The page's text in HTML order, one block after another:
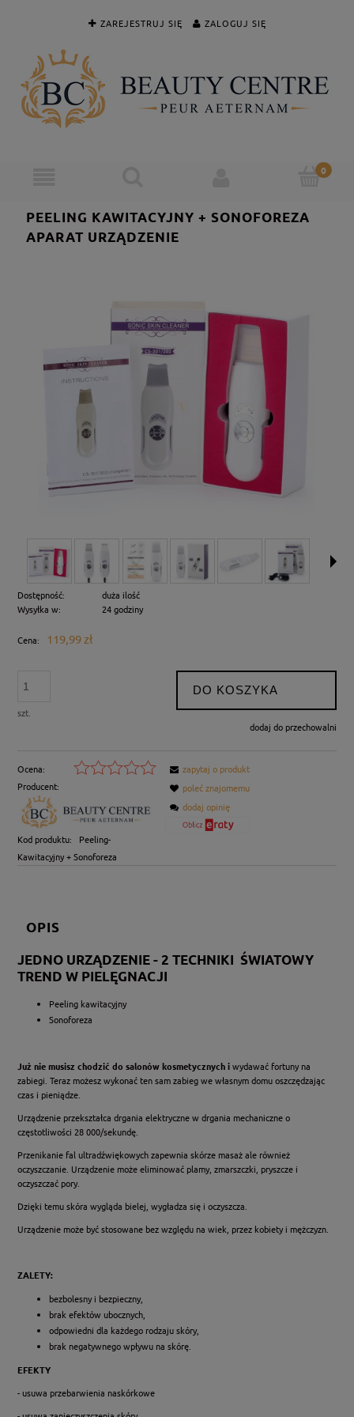
ZAREJESTRUJ SIĘ ZALOGUJ SIĘ
PEELING KAWITACYJNY + SONOFOREZA
APARAT URZĄDZENIE
Dostępność:
duża ilość
Wysyłka w:
24 godziny
Cena: 119,99 zł
szt.
DO KOSZYKA
dodaj do przechowalni
Ocena:
Producent:
Kod produktu:
Peeling-
Kawitacyjny + Sonoforeza
zapytaj o produkt
poleć znajomemu
dodaj opinię
OPIS
JEDNO URZĄDZENIE - 2 TECHNIKI ŚWIATOWY
TREND W PIELĘGNACJI
Peeling kawitacyjny
Sonoforeza
Już nie musisz chodzić do salonów kosmetycznych iwydawać fortuny na
zabiegi. Teraz możesz wykonać ten sam zabieg we własnym domu oszczędzając
czas i pieniądze.
Urządzenie przekształca drgania elektryczne w drgania mechaniczne o
częstotliwości 28 000/sekundę.
Przenikanie fal ultradźwiękowych zapewnia skórze masaż ale również
oczyszczanie. Urządzenie może eliminować plamy, zmarszczki, pryszcze i
oczyszczać pory.
Dzięki temu skóra wygląda bielej, wygładza się i oczyszcza.
Urządzenie może być stosowane bez względu na wiek, przez kobiety i mężczyzn.
ZALETY:
bezbolesny i bezpieczny,
brak efektów ubocznych,
odpowiedni dla każdego rodzaju skóry,
brak negatywnego wpływu na skórę.
EFEKTY
- usuwa przebarwienia naskórkowe